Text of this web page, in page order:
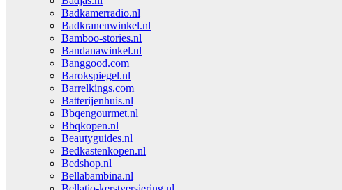
Badkamerradio.nl
Badkranenwinkel.nl
Bamboo-stories.nl
Bandanawinkel.nl
Banggood.com
Barokspiegel.nl
Barrelkings.com
Batterijenhuis.nl
Bbqengourmet.nl
Bbqkopen.nl
Beautyguides.nl
Bedkastenkopen.nl
Bedshop.nl
Bellabambina.nl